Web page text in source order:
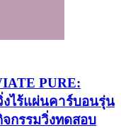
PURE:
งไร้แผ่นคาร์บอนรุ่น
กรรมวิ่งทดสอบ